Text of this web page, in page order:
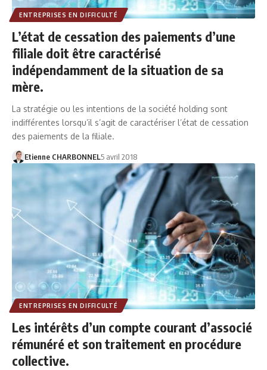
ENTREPRISES EN DIFFICULTÉ
L’état de cessation des paiements d’une
filiale doit être caractérisé
indépendamment de la situation de sa
mère.
La stratégie ou les intentions de la société holding sont
indifférentes lorsqu’il s’agit de caractériser l’état de cessation
des paiements de la filiale.
Etienne CHARBONNEL5 avril 2018
ENTREPRISES EN DIFFICULTÉ
Les intérêts d’un compte courant d’associé
rémunéré et son traitement en procédure
collective.